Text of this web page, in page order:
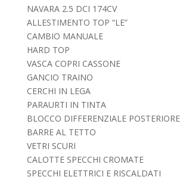
NAVARA 2.5 DCI 174CV
ALLESTIMENTO TOP “LE”
CAMBIO MANUALE
HARD TOP
VASCA COPRI CASSONE
GANCIO TRAINO
CERCHI IN LEGA
PARAURTI IN TINTA
BLOCCO DIFFERENZIALE POSTERIORE
BARRE AL TETTO
VETRI SCURI
CALOTTE SPECCHI CROMATE
SPECCHI ELETTRICI E RISCALDATI